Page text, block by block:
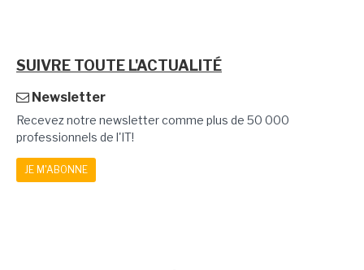
SUIVRE TOUTE L'ACTUALITÉ
Newsletter
Recevez notre newsletter comme plus de 50 000
professionnels de l'IT!
JE M'ABONNE